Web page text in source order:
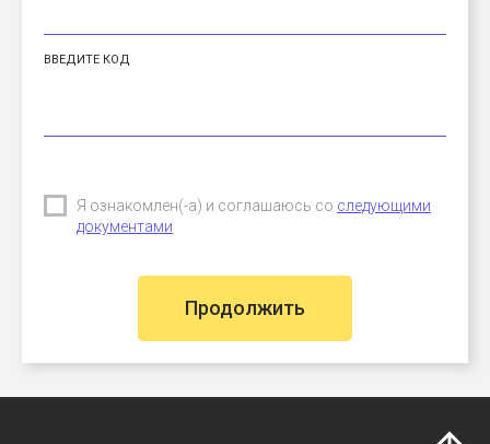
ВВЕДИТЕ КОД
Я ознакомлен(-а) и соглашаюсь со следующими
документами
Продолжить